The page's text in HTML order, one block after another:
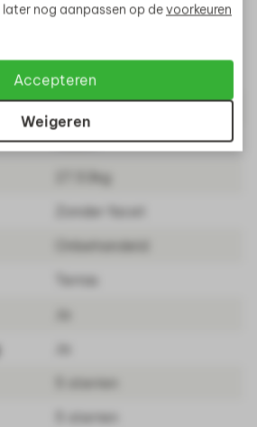
45cm
Zonder facet
later nog aanpassen op devoorkeuren
Accepteren
Weigeren